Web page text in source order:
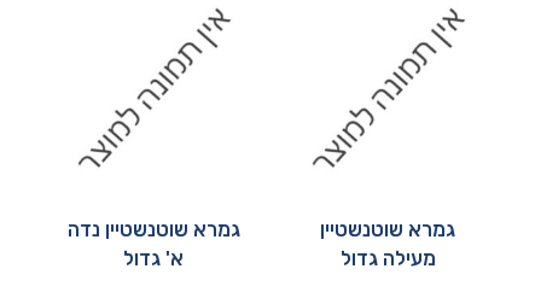
גמרא שוטנשטיין
מעילה גדול
גמרא שוטנשטיין נדה
א' גדול